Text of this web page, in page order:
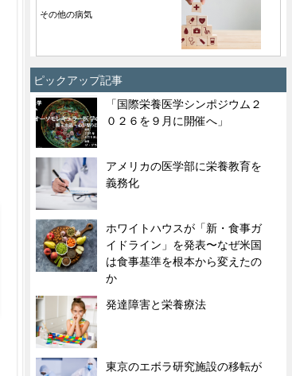
その他の病気
ピックアップ記事
「国際栄養医学シンポジウム２
０２６を９月に開催へ」
アメリカの医学部に栄養教育を
義務化
ホワイトハウスが「新・食事ガ
イドライン」を発表〜なぜ米国
は食事基準を根本から変えたの
か
発達障害と栄養療法
東京のエボラ研究施設の移転が